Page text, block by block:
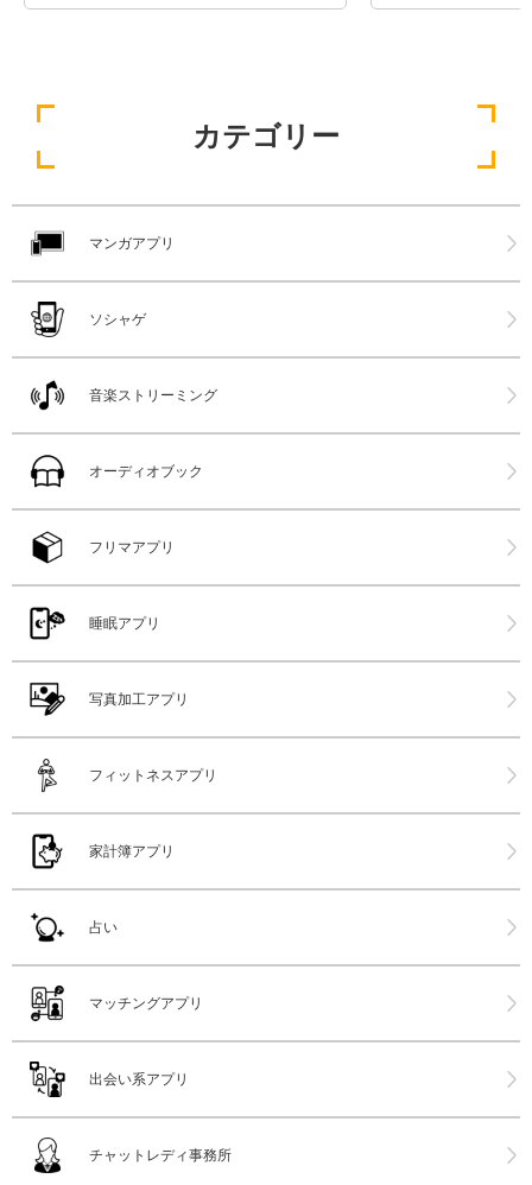
カテゴリー
マンガアプリ
ソシャゲ
音楽ストリーミング
オーディオブック
フリマアプリ
睡眠アプリ
写真加工アプリ
フィットネスアプリ
家計簿アプリ
占い
マッチングアプリ
出会い系アプリ
チャットレディ事務所